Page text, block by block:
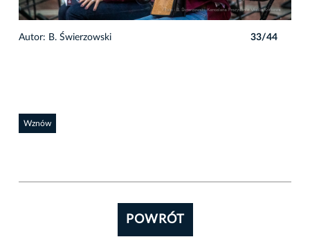
Autor: B. Świerzowski 33/44
Wznów
POWRÓT